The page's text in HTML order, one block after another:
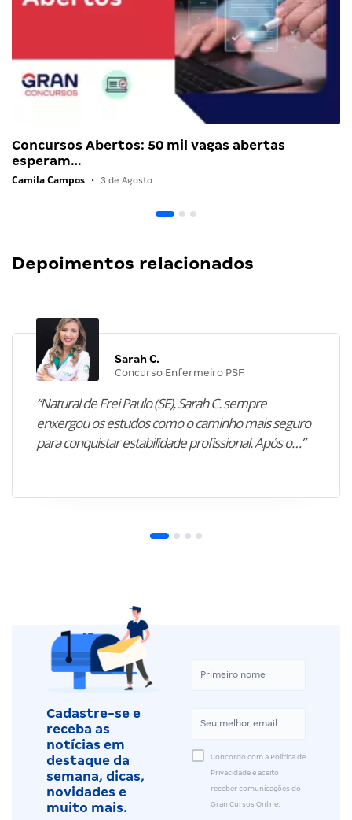
Concursos Abertos: 50 mil vagas abertas
esperam…
Camila Campos • 3 de Agosto
Depoimentos relacionados
Sarah C.
Concurso Enfermeiro PSF
“Natural de Frei Paulo (SE), Sarah C. sempre
enxergou os estudos como o caminho mais seguro
para conquistar estabilidade profissional. Após o…”
Cadastre-se e
receba as
notícias em
destaque da
semana, dicas,
novidades e
muito mais.
Concordo com a Política de
Privacidade e aceito
receber comunicações do
Gran Cursos Online.